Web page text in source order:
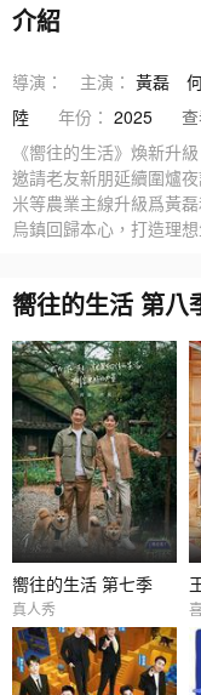
介紹
導演： 主演： 黃磊
陸
年份： 2025
《嚮往的生活》煥新升
邀請老友新朋延續圍爐
米等農業主線升級爲黃
烏鎮回歸本心，打造理想
嚮往的生活 第八
嚮往的生活 第七季
真人秀